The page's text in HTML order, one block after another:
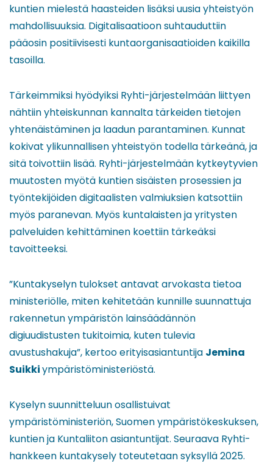
kuntien mielestä haasteiden lisäksi uusia yhteistyön
mahdollisuuksia. Digitalisaatioon suhtauduttiin
pääosin positiivisesti kuntaorganisaatioiden kaikilla
tasoilla.
Tärkeimmiksi hyödyiksi Ryhti-järjestelmään liittyen
nähtiin yhteiskunnan kannalta tärkeiden tietojen
yhtenäistäminen ja laadun parantaminen. Kunnat
kokivat ylikunnallisen yhteistyön todella tärkeänä, ja
sitä toivottiin lisää. Ryhti-järjestelmään kytkeytyvien
muutosten myötä kuntien sisäisten prosessien ja
työntekijöiden digitaalisten valmiuksien katsottiin
myös paranevan. Myös kuntalaisten ja yritysten
palveluiden kehittäminen koettiin tärkeäksi
tavoitteeksi.
”Kuntakyselyn tulokset antavat arvokasta tietoa
ministeriölle, miten kehitetään kunnille suunnattuja
rakennetun ympäristön lainsäädännön
digiuudistusten tukitoimia, kuten tulevia
avustushakuja”, kertoo erityisasiantuntija Jemina
Suikkiympäristöministeriöstä.
Kyselyn suunnitteluun osallistuivat
ympäristöministeriön, Suomen ympäristökeskuksen,
kuntien ja Kuntaliiton asiantuntijat. Seuraava Ryhti-
hankkeen kuntakysely toteutetaan syksyllä 2025.